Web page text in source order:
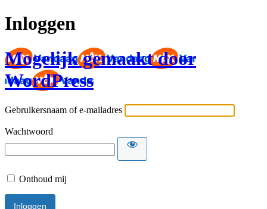
Inloggen
Mogelijk gemaakt door
WordPress
Gebruikersnaam of e-mailadres
Wachtwoord
Onthoud mij